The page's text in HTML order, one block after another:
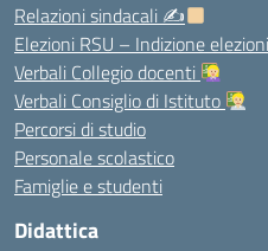
Relazioni sindacali ✍
Elezioni RSU – Indizione
Verbali Collegio docenti
Verbali Consiglio di Istituto
Percorsi di studio
Personale scolastico
Famiglie e studenti
Didattica